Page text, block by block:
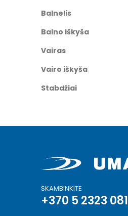
Balnelis
Balno iškyša
Vairas
Vairo iškyša
Stabdžiai
SKAMBINKITE
+370 5 2323 081